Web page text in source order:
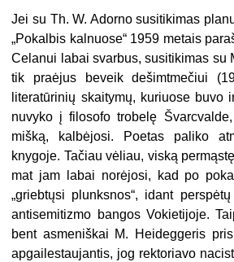
Jei su Th. W. Adorno susitikimas
„Pokalbis kalnuose“ 1959 metais
Celanui labai svarbus, susitikimas su
tik praėjus beveik dešimtmečiui
literatūrinių skaitymų, kuriuose buvo
nuvyko į filosofo trobelę
mišką, kalbėjosi. Poetas paliko
knygoje. Tačiau vėliau, viską
mat jam labai norėjosi, kad po
„griebtųsi plunksnos“, idant
antisemitizmo bangos Vokietijoje.
bent asmeniškai M. Heideggeris
apgailestaujantis, jog rektoriavo